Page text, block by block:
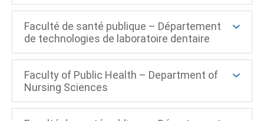
Faculté de santé publique – Département
de technologies de laboratoire dentaire
Faculty of Public Health – Department of
Nursing Sciences